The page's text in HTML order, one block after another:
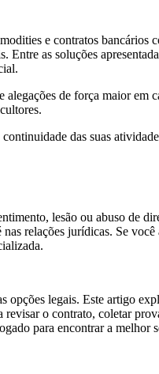
e contratos bancários
as soluções
de força maior em
das suas
lesão ou abuso de
relações jurídicas. Se
opções legais. Este artigo
o contrato, coletar
para encontrar a melhor